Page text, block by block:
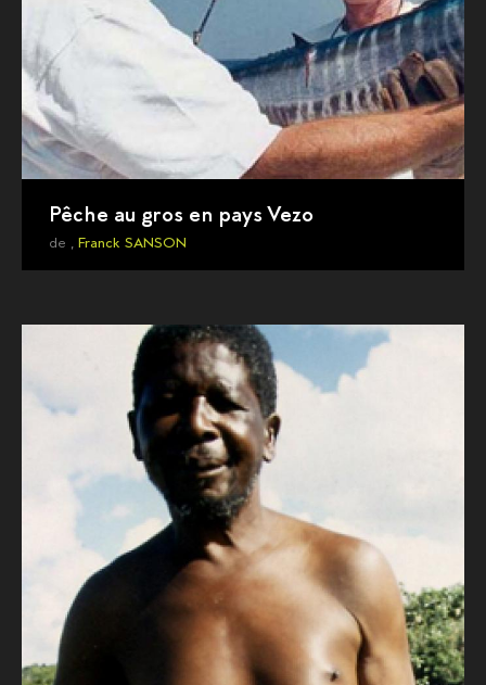
Pêche au gros en pays Vezo
de , Franck SANSON